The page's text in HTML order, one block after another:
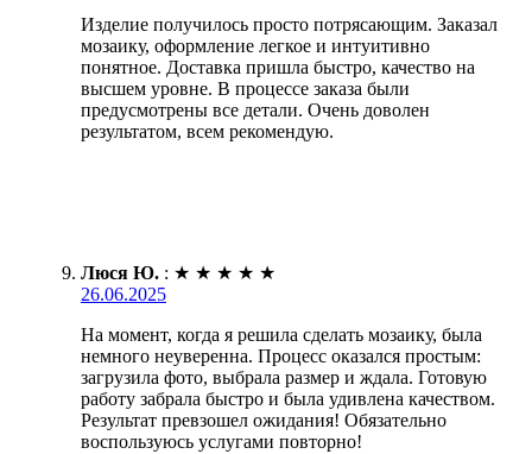
Изделие получилось просто потрясающим. Заказал
мозаику, оформление легкое и интуитивно
понятное. Доставка пришла быстро, качество на
высшем уровне. В процессе заказа были
предусмотрены все детали. Очень доволен
результатом, всем рекомендую.
Люся Ю. : ★ ★ ★ ★ ★
26.06.2025
На момент, когда я решила сделать мозаику, была
немного неуверенна. Процесс оказался простым:
загрузила фото, выбрала размер и ждала. Готовую
работу забрала быстро и была удивлена качеством.
Результат превзошел ожидания! Обязательно
воспользуюсь услугами повторно!